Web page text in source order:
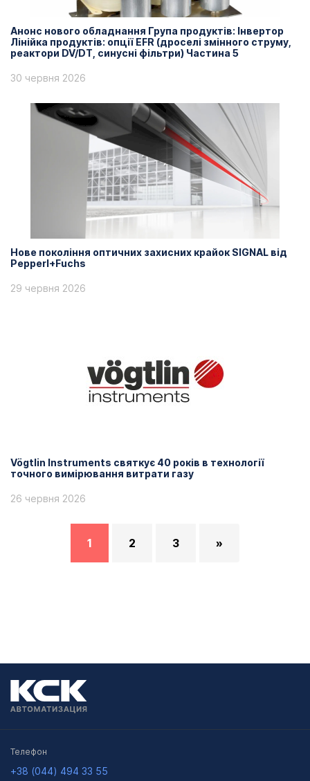
Анонс нового обладнання Група продуктів: Інвертор
Лінійка продуктів: опції EFR (дроселі змінного струму,
реактори DV/DT, синусні фільтри) Частина 5
30 червня 2026
Нове покоління оптичних захисних крайок SIGNAL від
Pepperl+Fuchs
29 червня 2026
Vögtlin Instruments святкує 40 років в технології
точного вимірювання витрати газу
26 червня 2026
1 2 3 »
Телефон
+38 (044) 494 33 55